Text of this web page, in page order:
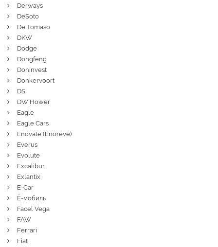
Derways
DeSoto
De Tomaso
DKW
Dodge
Dongfeng
Doninvest
Donkervoort
DS
DW Hower
Eagle
Eagle Cars
Enovate (Enoreve)
Everus
Evolute
Excalibur
Exlantix
E-Car
Ё-мобиль
Facel Vega
FAW
Ferrari
Fiat